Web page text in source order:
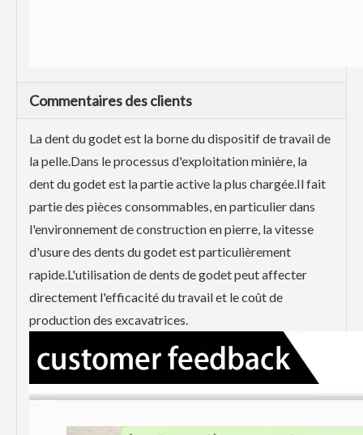
Commentaires des clients
La dent du godet est la borne du dispositif de travail de
la pelle.Dans le processus d'exploitation minière, la
dent du godet est la partie active la plus chargée.Il fait
partie des pièces consommables, en particulier dans
l'environnement de construction en pierre, la vitesse
d'usure des dents du godet est particulièrement
rapide.L'utilisation de dents de godet peut affecter
directement l'efficacité du travail et le coût de
production des excavatrices.